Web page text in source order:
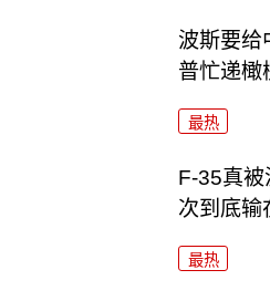
波斯要给
普忙递橄
最热
F-35真被
次到底输
最热